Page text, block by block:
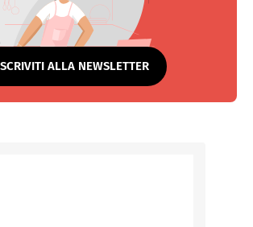
ALLA NEWSLETTER